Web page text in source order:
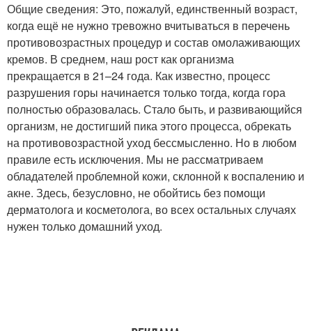
Общие сведения: Это, пожалуй, единственный возраст,
когда ещё не нужно тревожно вчитываться в перечень
противовозрастных процедур и состав омолаживающих
кремов. В среднем, наш рост как организма
прекращается в 21–24 года. Как известно, процесс
разрушения горы начинается только тогда, когда гора
полностью образовалась. Стало быть, и развивающийся
организм, не достигший пика этого процесса, обрекать
на противовозрастной уход бессмысленно. Но в любом
правиле есть исключения. Мы не рассматриваем
обладателей проблемной кожи, склонной к воспалению и
акне. Здесь, безусловно, не обойтись без помощи
дерматолога и косметолога, во всех остальных случаях
нужен только домашний уход.